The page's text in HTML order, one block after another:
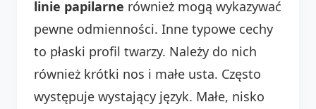
linie papilarne również mogą wykazywać
pewne odmienności. Inne typowe cechy
to płaski profil twarzy. Należy do nich
również krótki nos i małe usta. Często
występuje wystający język. Małe, nisko